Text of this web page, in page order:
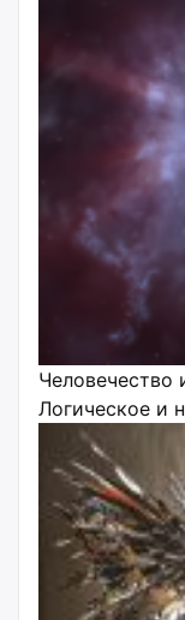
Человечество
Логическое и